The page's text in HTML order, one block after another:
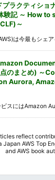
プラクティショ
験記 ～ How
～
は今最もシェ
のまとめ) ～
Aurora,
スにはAmazon
reflect
Japan AWS Top
and AWS book